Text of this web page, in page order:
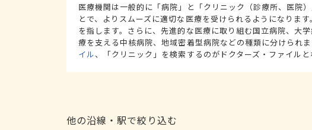
医療機関は一般的に「病院」と「クリニック（診療所、医院
とで、よりスムーズに適切な医療を受けられるようになりま
を指します。さらに、先進的な医療に取り組む国立病院、大
療を支える中核病院、地域密着型病院などの種類に分けられま
イル、「クリニック」を検索するのがドクターズ・ファイルと
他の沿線・駅で絞り込む